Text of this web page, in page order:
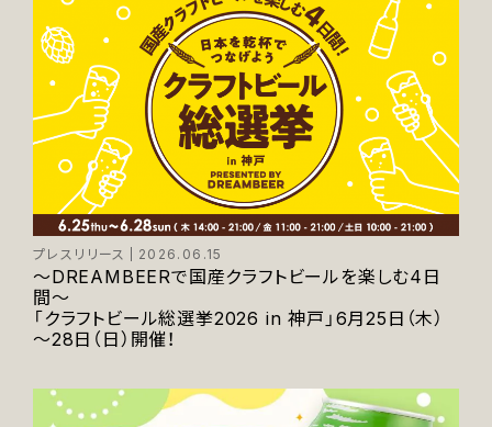
プレスリリース 2026.06.15
～DREAMBEERで国産クラフトビールを楽しむ4日
間～
「クラフトビール総選挙2026 in 神戸」6月25日（木）
～28日（日）開催！